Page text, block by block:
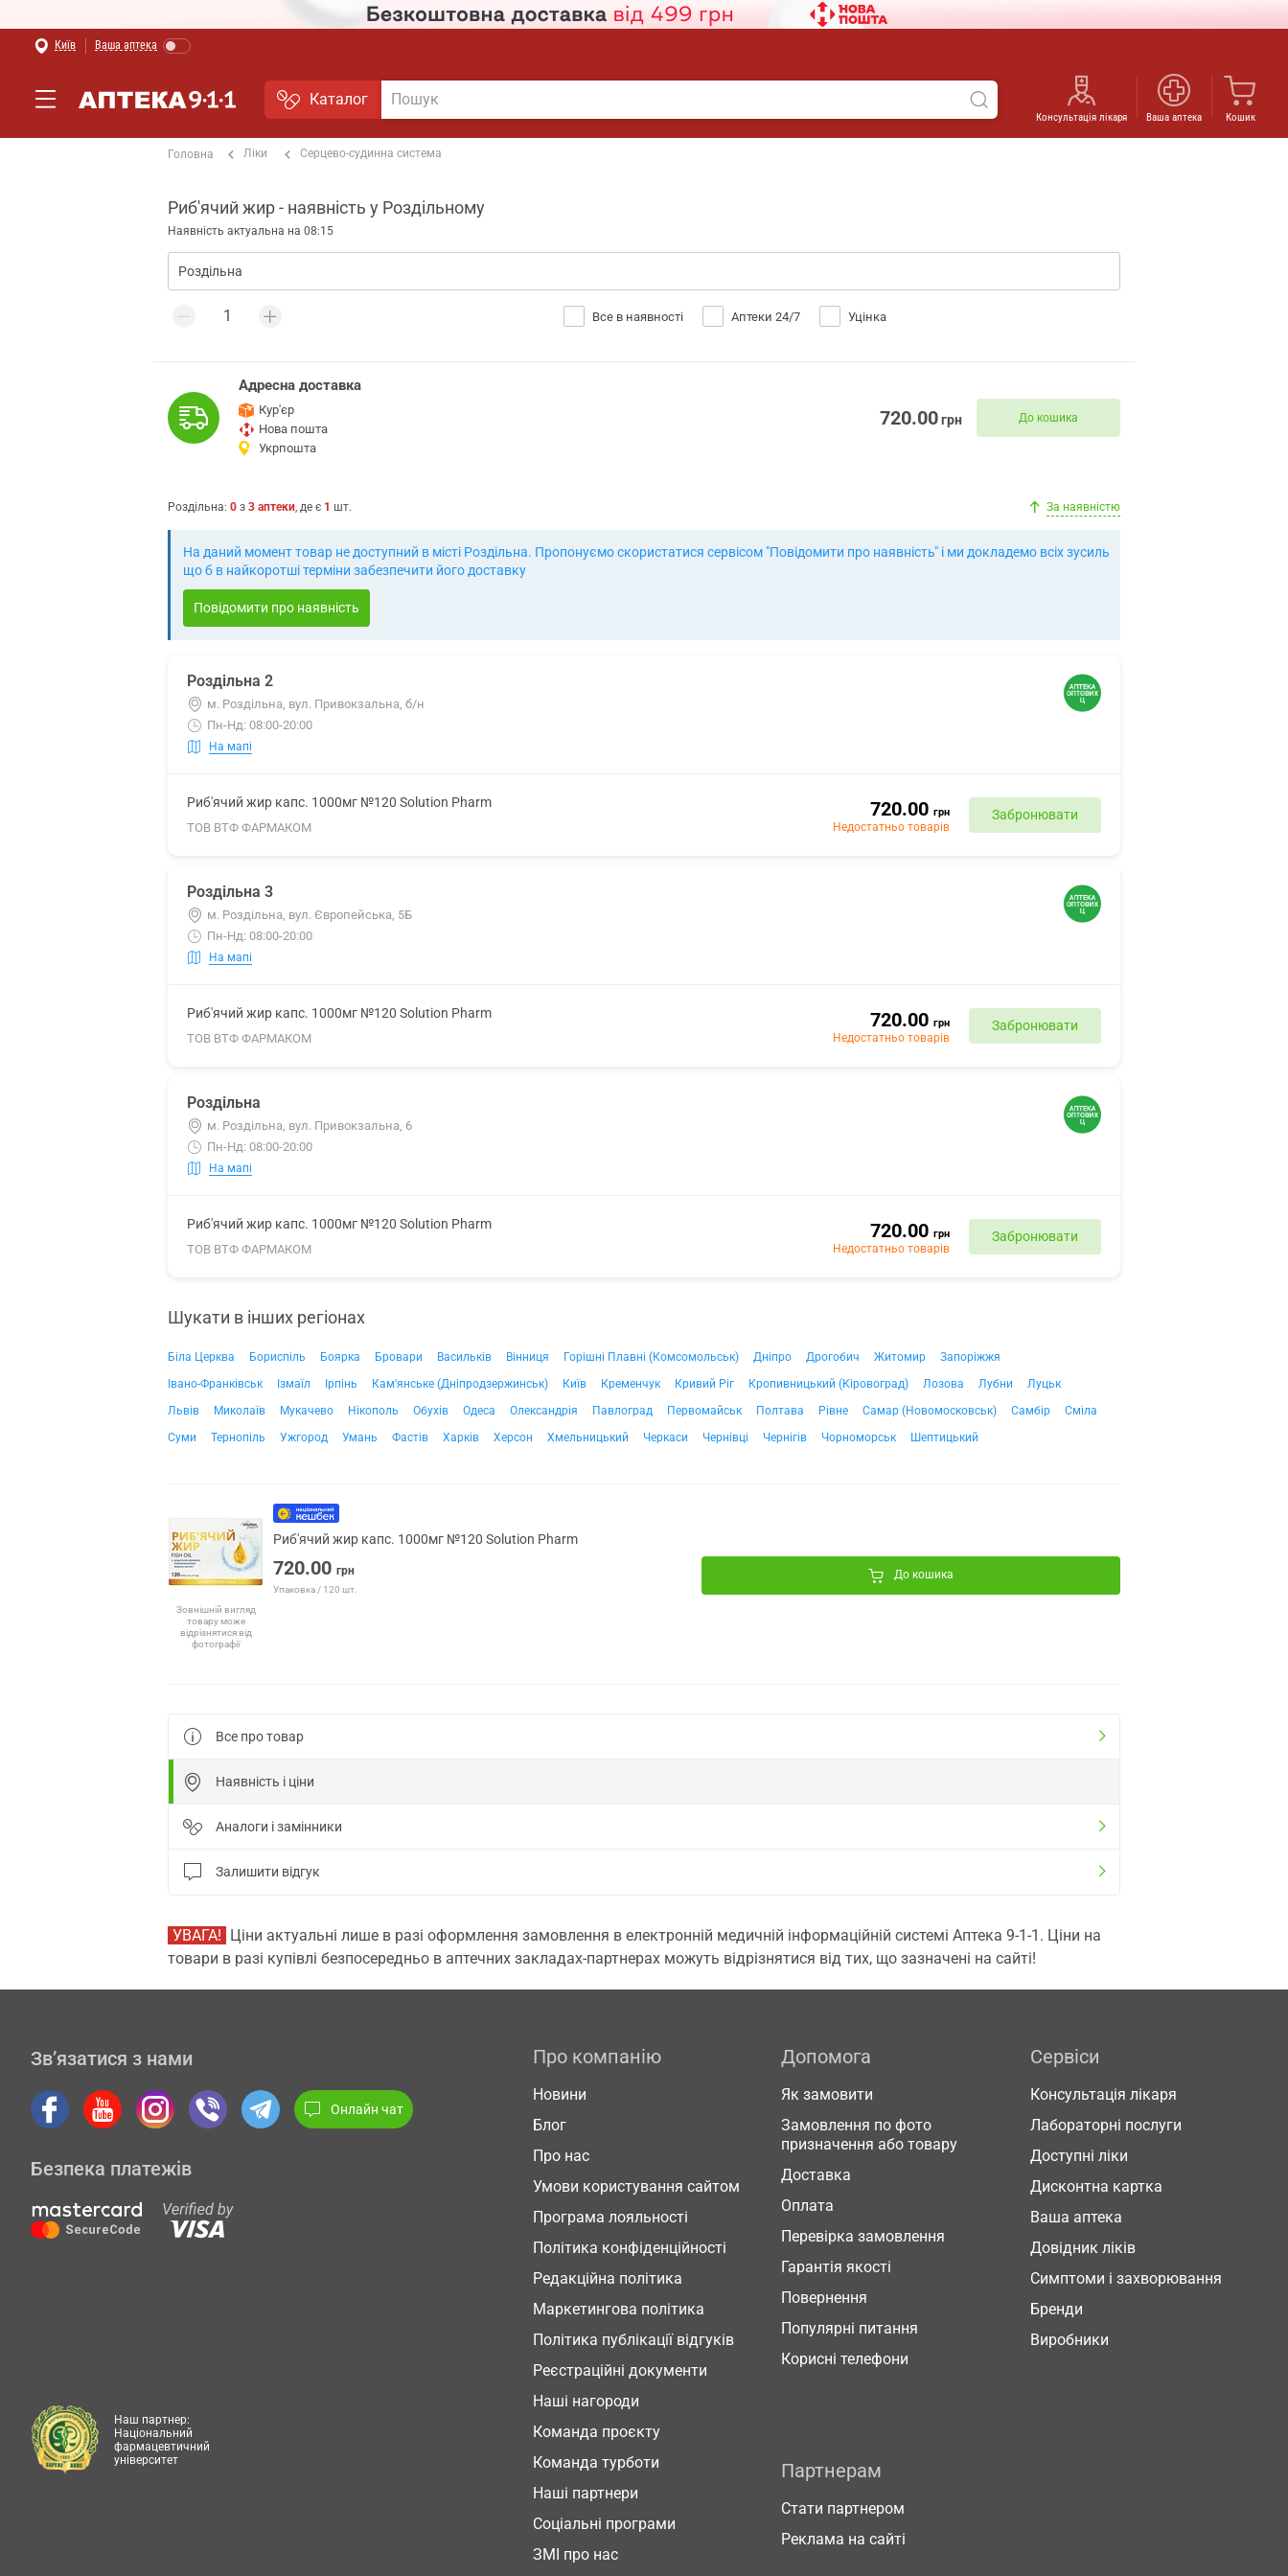
Київ Ваша аптека
Каталог
Консультація лікаря Ваша аптека Кошик
Головна Ліки Серцево-судинна система
Риб'ячий жир - наявність у Роздільному
Наявність актуальна на 08:15
Все в наявності Аптеки 24/7 Уцінка
Адресна доставка
Кур'єр
Нова пошта
Укрпошта
720.00грн До кошика
Роздільна: 0 з 3 аптеки, де є 1 шт. За наявністю
На даний момент товар не доступний в місті Роздільна. Пропонуємо скористатися сервісом "Повідомити про наявність" і ми докладемо всіх зусиль
що б в найкоротші терміни забезпечити його доставку
Повідомити про наявність
Роздільна 2
м. Роздільна, вул. Привокзальна, б/н
Пн-Нд: 08:00-20:00
На мапі
Риб'ячий жир капс. 1000мг №120 Solution Pharm
ТОВ ВТФ ФАРМАКОМ
720.00 грн
Недостатньо товарів
Забронювати
Роздільна 3
м. Роздільна, вул. Європейська, 5Б
Пн-Нд: 08:00-20:00
На мапі
Риб'ячий жир капс. 1000мг №120 Solution Pharm
ТОВ ВТФ ФАРМАКОМ
720.00 грн
Недостатньо товарів
Забронювати
Роздільна
м. Роздільна, вул. Привокзальна, 6
Пн-Нд: 08:00-20:00
На мапі
Риб'ячий жир капс. 1000мг №120 Solution Pharm
ТОВ ВТФ ФАРМАКОМ
720.00 грн
Недостатньо товарів
Забронювати
Шукати в інших регіонах
Біла Церква Бориспіль Боярка Бровари Васильків Вінниця Горішні Плавні (Комсомольськ) Дніпро Дрогобич Житомир
Запоріжжя
Івано-Франківськ
Ізмаїл Ірпінь Кам'янське (Дніпродзержинськ) Київ Кременчук Кривий Ріг Кропивницький (Кіровоград) Лозова Лубни
Луцьк
Львів
Миколаїв Мукачево Нікополь Обухів Одеса Олександрія Павлоград Первомайськ Полтава Рівне Самар (Новомосковськ) Самбір
Сміла
Суми
Тернопіль Ужгород Умань Фастів Харків Херсон Хмельницький Черкаси Чернівці Чернігів Чорноморськ Шептицький
Зовнішній вигляд
товару може
відрізнятися від
фотографії
Риб'ячий жир капс. 1000мг №120 Solution Pharm
720.00 грн
Упаковка / 120 шт.
До кошика
Все про товар
Наявність і ціни
Аналоги і замінники
Залишити відгук
УВАГА! Ціни актуальні лише в разі оформлення замовлення в електронній медичній інформаційній системі Аптека 9-1-1. Ціни на
товари в разі купівлі безпосередньо в аптечних закладах-партнерах можуть відрізнятися від тих, що зазначені на сайті!
Зв’язатися з нами
Онлайн чат
Безпека платежів
Про компанію
Новини
Блог
Про нас
Умови користування сайтом
Програма лояльності
Політика конфіденційності
Редакційна політика
Маркетингова політика
Політика публікації відгуків
Реєстраційні документи
Наші нагороди
Команда проєкту
Команда турботи
Наші партнери
Соціальні програми
ЗМІ про нас
Допомога
Як замовити
Замовлення по фото
призначення або товару
Доставка
Оплата
Перевірка замовлення
Гарантія якості
Повернення
Популярні питання
Корисні телефони
Сервіси
Консультація лікаря
Лабораторні послуги
Доступні ліки
Дисконтна картка
Ваша аптека
Довідник ліків
Симптоми і захворювання
Бренди
Виробники
Партнерам
Стати партнером
Реклама на сайті
Наш партнер:
Національний
фармацевтичний
університет